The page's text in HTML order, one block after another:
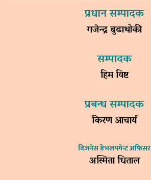
प्रधान सम्पादक
गजेन्द्र बुढाथोकी
सम्पादक
हिम विष्ट
प्रबन्ध सम्पादक
किरण आचार्य
विजनेस डेभलपमेन्ट अफिसर
अस्मिता धिताल